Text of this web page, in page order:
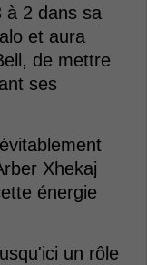
à 2 dans sa
et aura
de mettre
ses
Xhekaj
énergie
un rôle